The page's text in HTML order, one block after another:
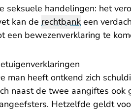
seksuele handelingen: het
kan de rechtbank een
een bewezenverklaring te
man heeft ontkend zich
naast de twee aangiftes ook
Hetzelfde geldt